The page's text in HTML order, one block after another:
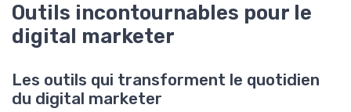
Outils incontournables pour le
digital marketer
Les outils qui transforment le quotidien
du digital marketer